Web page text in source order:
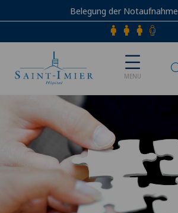
Belegung der Notaufnahme
Telefon
MENU